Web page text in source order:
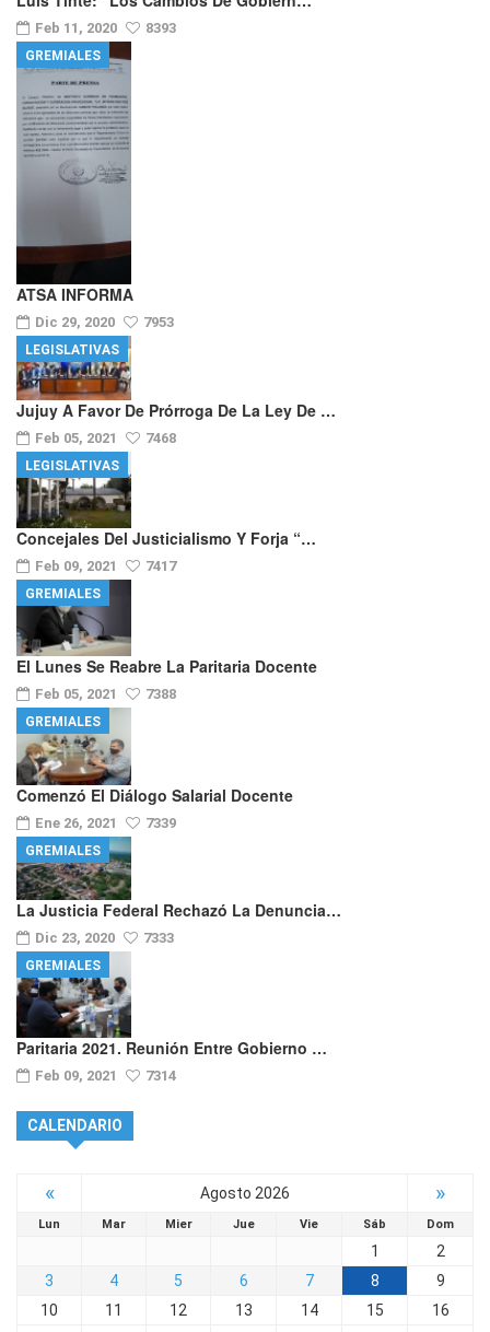
Feb 11, 2020 8393
ATSA INFORMA
Dic 29, 2020 7953
GREMIALES
Jujuy A Favor De Prórroga De La Ley De …
Feb 05, 2021 7468
LEGISLATIVAS
Concejales Del Justicialismo Y Forja “…
Feb 09, 2021 7417
LEGISLATIVAS
El Lunes Se Reabre La Paritaria Docente
Feb 05, 2021 7388
GREMIALES
Comenzó El Diálogo Salarial Docente
Ene 26, 2021 7339
GREMIALES
La Justicia Federal Rechazó La Denuncia…
Dic 23, 2020 7333
GREMIALES
Paritaria 2021. Reunión Entre Gobierno …
Feb 09, 2021 7314
GREMIALES
CALENDARIO
« Agosto 2026 »
Lun Mar Mier Jue Vie Sáb Dom
1
2
3
4 5 6 7 8
9
10
11 12 13 14 15
16